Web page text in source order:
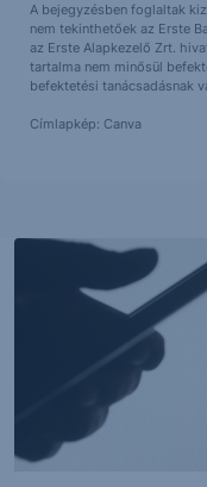
A bejegyzésben foglaltak
nem tekinthetőek az Erste
az Erste Alapkezelő Zrt.
tartalma nem minősül
befektetési tanácsadásnak
Címlapkép: Canva